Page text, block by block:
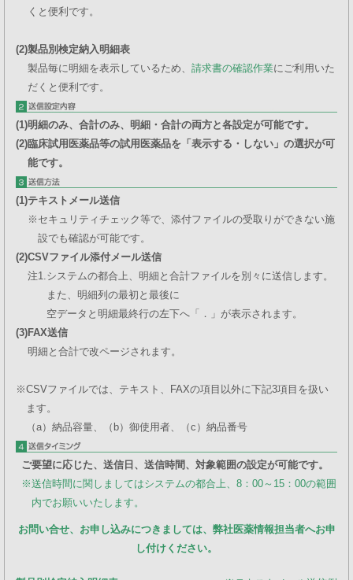
くと便利です。
(2)製品別検定納入明細表
製品毎に明細を表示しているため、 請求書の確認作業にご利用いた
だくと便利です。
(1)明細のみ、合計のみ、明細・合計の両方と各設定が可能です。
(2)臨床試用医薬品等の試用医薬品を「表示する・しない」の選択が可
能です。
(1)テキストメール送信
※ セキュリティチェック等で、添付ファイルの受取りができない施
設でも確認が可能です。
(2)CSVファイル添付メール送信
注1. システムの都合上、明細と合計ファイルを別々に送信します。
また、明細列の最初と最後に
空データと明細最終行の左下へ「．」が表示されます。
(3)FAX送信
明細と合計で改ページされます。
※CSVファイルでは、テキスト、FAXの項目以外に下記3項目を扱い
ます。
（a）納品容量、（b）御使用者、（c）納品番号
ご要望に応じた、送信日、送信時間、対象範囲の設定が可能です。
※送信時間に関しましてはシステムの都合上、8：00～15：00の範囲
内でお願いいたします。
お問い合せ、お申し込みにつきましては、弊社医薬情報担当者へお申
し付けください。